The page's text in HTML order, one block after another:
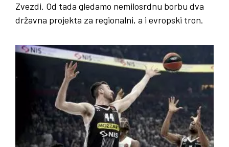
Zvezdi. Od tada gledamo nemilosrdnu borbu dva
državna projekta za regionalni, a i evropski tron.